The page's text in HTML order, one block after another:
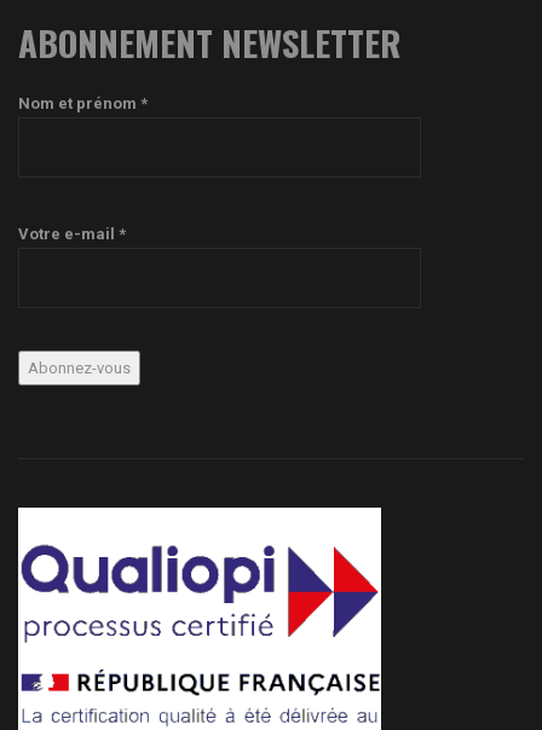
ABONNEMENT NEWSLETTER
Nom et prénom *
Votre e-mail *